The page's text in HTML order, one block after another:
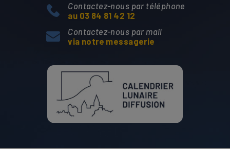
Contactez-nous par téléphone
au 03 84 81 42 12
Contactez-nous par mail
via notre messagerie